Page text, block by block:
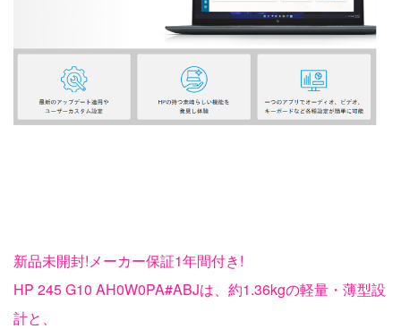
新品未開封!メーカー保証1年間付き!
HP 245 G10 AH0W0PA#ABJは、約1.36kgの軽量・薄型設
計と、